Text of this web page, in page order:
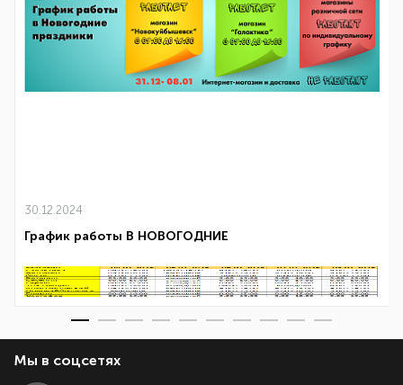
30.12.2024
График работы В НОВОГОДНИЕ
Мы в соцсетях